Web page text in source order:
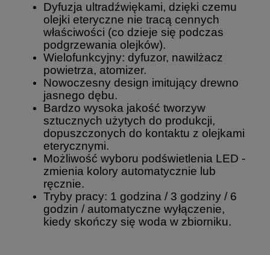
Dyfuzja ultradźwiękami, dzięki czemu
olejki eteryczne nie tracą cennych
właściwości (co dzieje się podczas
podgrzewania olejków).
Wielofunkcyjny: dyfuzor, nawilżacz
powietrza, atomizer.
Nowoczesny design imitujący drewno
jasnego dębu.
Bardzo wysoka jakość tworzyw
sztucznych użytych do produkcji,
dopuszczonych do kontaktu z olejkami
eterycznymi.
Możliwość wyboru podświetlenia LED -
zmienia kolory automatycznie lub
ręcznie.
Tryby pracy: 1 godzina / 3 godziny / 6
godzin / automatyczne wyłączenie,
kiedy skończy się woda w zbiorniku.